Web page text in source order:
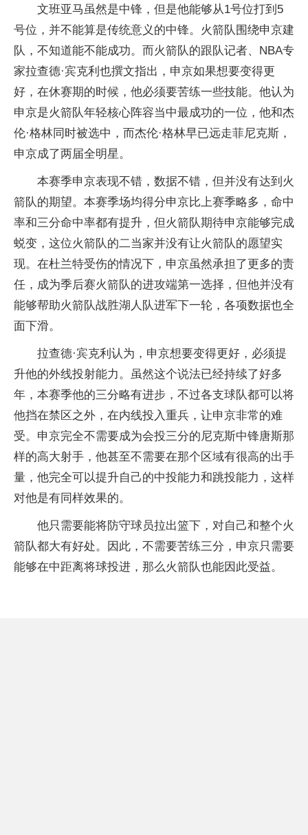
文班亚马虽然是中锋，但是他能够从1号位打到5
号位，并不能算是传统意义的中锋。火箭队围绕申京建
队，不知道能不能成功。而火箭队的跟队记者、NBA专
家拉查德·宾克利也撰文指出，申京如果想要变得更
好，在休赛期的时候，他必须要苦练一些技能。他认为
申京是火箭队年轻核心阵容当中最成功的一位，他和杰
伦·格林同时被选中，而杰伦·格林早已远走菲尼克斯，
申京成了两届全明星。
本赛季申京表现不错，数据不错，但并没有达到火
箭队的期望。本赛季场均得分申京比上赛季略多，命中
率和三分命中率都有提升，但火箭队期待申京能够完成
蜕变，这位火箭队的二当家并没有让火箭队的愿望实
现。在杜兰特受伤的情况下，申京虽然承担了更多的责
任，成为季后赛火箭队的进攻端第一选择，但他并没有
能够帮助火箭队战胜湖人队进军下一轮，各项数据也全
面下滑。
拉查德·宾克利认为，申京想要变得更好，必须提
升他的外线投射能力。虽然这个说法已经持续了好多
年，本赛季他的三分略有进步，不过各支球队都可以将
他挡在禁区之外，在内线投入重兵，让申京非常的难
受。申京完全不需要成为会投三分的尼克斯中锋唐斯那
样的高大射手，他甚至不需要在那个区域有很高的出手
量，他完全可以提升自己的中投能力和跳投能力，这样
对他是有同样效果的。
他只需要能将防守球员拉出篮下，对自己和整个火
箭队都大有好处。因此，不需要苦练三分，申京只需要
能够在中距离将球投进，那么火箭队也能因此受益。